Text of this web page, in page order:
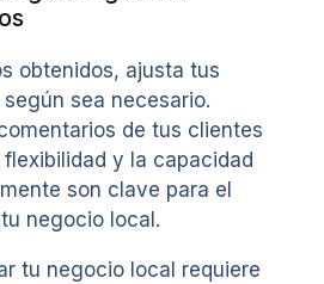
obtenidos, ajusta tus
sea necesario.
de tus clientes
y la capacidad
son clave para el
negocio local.
tu negocio local requiere